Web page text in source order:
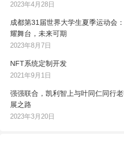
2023年4月28日
成都第31届世界大学生夏季运动会
耀舞台，未来可期
2023年8月7日
NFT系统定制开发
2021年9月1日
强强联合，凯利智上与叶同仁同行
展之路
2023年3月20日